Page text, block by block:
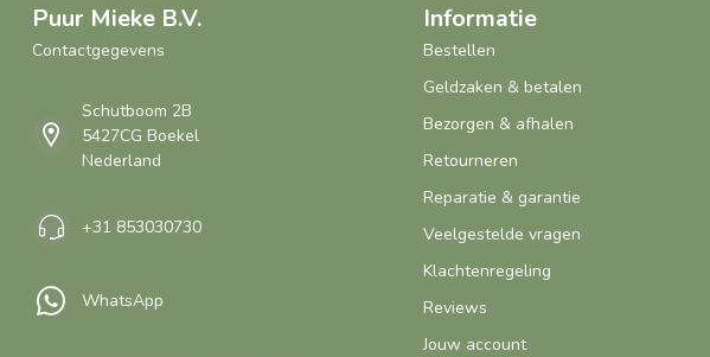
Puur Mieke B.V.
Contactgegevens
Schutboom 2B
5427CG Boekel
Nederland
+31 853030730
WhatsApp
Informatie
Bestellen
Geldzaken & betalen
Bezorgen & afhalen
Retourneren
Reparatie & garantie
Veelgestelde vragen
Klachtenregeling
Reviews
Jouw account